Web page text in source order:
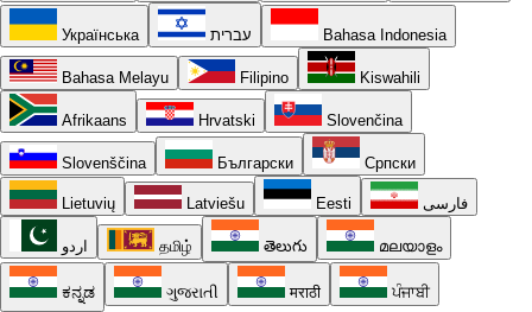
Українська עברית Bahasa Indonesia
Bahasa Melayu Filipino Kiswahili
Afrikaans Hrvatski Slovenčina
Slovenščina Български Српски
Lietuvių Latviešu Eesti فارسی
اردو தமிழ் తెలుగు മലയാളം
ಕನ್ನಡ ગુજરાતી मराठी ਪੰਜਾਬੀ